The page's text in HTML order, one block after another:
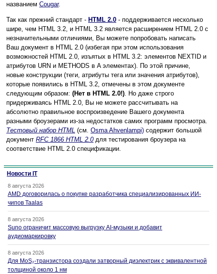
названием Cougar.
Так как прежний стандарт - HTML 2.0 - поддерживается несколько
шире, чем HTML 3.2, и HTML 3.2 является расширением HTML 2.0 с
незначительными отличиями, Вы можете попробовать написать
Ваш документ в HTML 2.0 (избегая при этом использования
возможностей HTML 2.0, изъятых в HTML 3.2: элементов NEXTID и
атрибутов URN и METHODS в A элементах). По этой причине,
новые конструкции (теги, атрибуты тега или значения атрибутов),
которые появились в HTML 3.2, отмечены в этом документе
следующим образом: (Нет в HTML 2.0!). Но даже строго
придерживаясь HTML 2.0, Вы не можете рассчитывать на
абсолютно правильное воспроизведение Вашего документа
разными броузерами из-за недостатков самих программ просмотра.
Тестовый набор HTML (см. Osma Ahvenlampi) содержит большой
документ RFC 1866 HTML 2.0для тестирования броузера на
соответствие HTML 2.0 спецификации.
Новости IT
8 августа 2026
AMD договорилась о покупке разработчика специализированных ИИ-
чипов Taalas
8 августа 2026
Suno ограничит массовую выгрузку AI-музыки и добавит
аудиомаркировку
8 августа 2026
Для MoS₂-транзистора создали затворный диэлектрик с эквивалентной
толщиной около 1 нм